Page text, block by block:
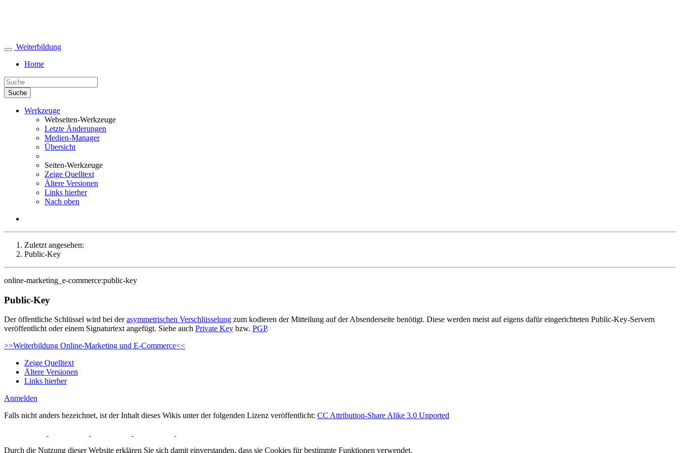
Weiterbildung
Home
Suche
Werkzeuge
Webseiten-Werkzeuge
Letzte Änderungen
Medien-Manager
Übersicht
Seiten-Werkzeuge
Zeige Quelltext
Ältere Versionen
Links hierher
Nach oben
Zuletzt angesehen:
Public-Key
online-marketing_e-commerce:public-key
Public-Key
Der öffentliche Schlüssel wird bei derasymmetrischen Verschlüsselung zum kodieren der Mitteilung auf der Absenderseite benötigt. Diese werden meist auf eigens dafür eingerichteten Public-Key-Servern
veröffentlicht oder einem Signaturtext angefügt. Siehe auch Private Key bzw. PGP.
>>Weiterbildung Online-Marketing und E-Commerce<<
Zeige Quelltext
Ältere Versionen
Links hierher
Anmelden
Falls nicht anders bezeichnet, ist der Inhalt dieses Wikis unter der folgenden Lizenz veröffentlicht: CC Attribution-Share Alike 3.0 Unported
Durch die Nutzung dieser Website erklären Sie sich damit einverstanden, dass sie Cookies für bestimmte Funktionen verwendet.